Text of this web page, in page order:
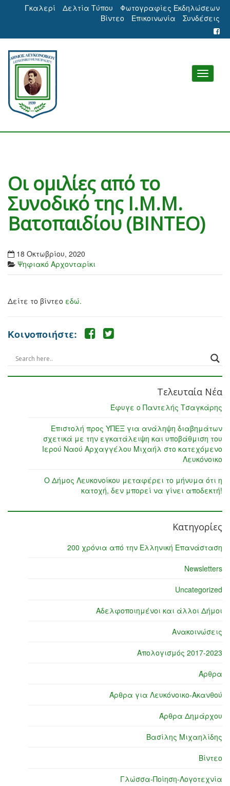
Γκαλερί Δελτία Τύπου
Φωτογραφίες Εκδηλώσεων
Βίντεο
Επικοινωνία Συνδέσεις
Οι ομιλίες από το
Συνοδικό της Ι.Μ.Μ.
Βατοπαιδίου (ΒΙΝΤΕΟ)
18 Οκτωβρίου, 2020
Ψηφιακό Αρχονταρίκι
Δείτε το βίντεο εδώ.
Κοινοποιήστε:
Τελευταία Νέα
Έφυγε ο Παντελής Τσαγκάρης
Επιστολή προς ΥΠΕΞ για ανάληψη διαβημάτων
σχετικά με την εγκατάλειψη και υποβάθμιση του
Ιερού Ναού Αρχαγγέλου Μιχαήλ στο κατεχόμενο
Λευκόνοικο
Ο Δήμος Λευκονοίκου μεταφέρει το μήνυμα ότι η
κατοχή, δεν μπορεί να γίνει αποδεκτή!
Κατηγορίες
200 χρόνια από την Ελληνική Επανάσταση
Newsletters
Uncategorized
Αδελφοποιημένοι και άλλοι Δήμοι
Ανακοινώσεις
Απολογισμός 2017-2023
Άρθρα
Άρθρα για Λευκόνοικο-Ακανθού
Άρθρα Δημάρχου
Βασίλης Μιχαηλίδης
Βίντεο
Γλώσσα-Ποίηση-Λογοτεχνία